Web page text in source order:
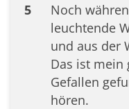
5
Noch
leuchtende
und aus der
Das ist mein
Gefallen
hören.